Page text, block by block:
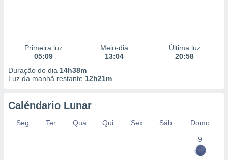
Primeira luz
05:09
Meio-dia
13:04
Última luz
20:58
Duração do dia 14h38m
Luz da manhã restante 12h21m
Caléndario Lunar
Seg Ter Qua Qui Sex Sáb
Domo
9